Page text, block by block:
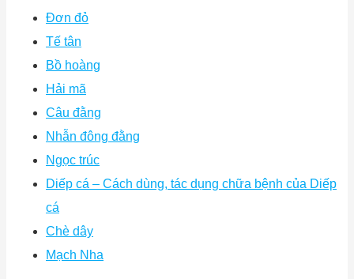
Đơn đỏ
Tế tân
Bồ hoàng
Hải mã
Câu đằng
Nhẫn đông đằng
Ngọc trúc
Diếp cá – Cách dùng, tác dụng chữa bệnh của Diếp
cá
Chè dây
Mạch Nha